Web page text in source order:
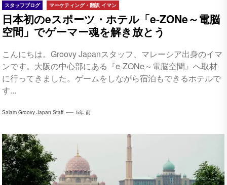
スタッフブログ マーケティング・翻訳 イマン
日本初のeスポーツ・ホテル「e-ZONe～電脳
空間」でゲーマー魂を解き放とう
こんにちは。Groovy Japanスタッフ、マレーシア出身のイマ
ンです。大阪の中心部にある『e-ZONe～電脳空間』へ取材
に行ってきました。ゲームをしながら宿泊もできるホテルで
す...
Salam Groovy Japan Staff 5年 前